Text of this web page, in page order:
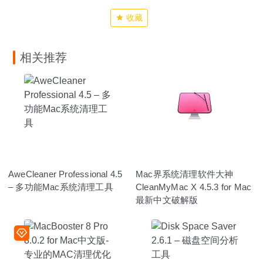
收藏
相关推荐
AweCleaner Professional 4.5
– 多功能Mac系统清理工具
Mac界系统清理软件大神
CleanMyMac X 4.5.3 for Mac
最新中文破解版